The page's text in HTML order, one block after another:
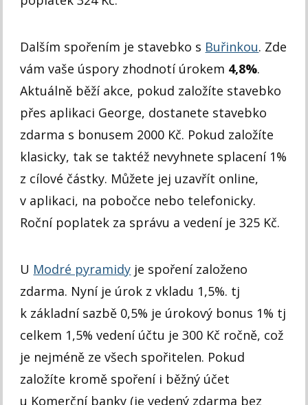
Dalším spořením je stavebko s Buřinkou. Zde
vám vaše úspory zhodnotí úrokem 4,8%.
Aktuálně běží akce, pokud založíte stavebko
přes aplikaci George, dostanete stavebko
zdarma s bonusem 2000 Kč. Pokud založíte
klasicky, tak se taktéž nevyhnete splacení 1%
z cílové částky. Můžete jej uzavřít online,
v aplikaci, na pobočce nebo telefonicky.
Roční poplatek za správu a vedení je 325 Kč.
U Modré pyramidy je spoření založeno
zdarma. Nyní je úrok z vkladu 1,5%. tj
k základní sazbě 0,5% je úrokový bonus 1% tj
celkem 1,5% vedení účtu je 300 Kč ročně, což
je nejméně ze všech spořitelen. Pokud
založíte kromě spoření i běžný účet
u Komerční banky (je vedený zdarma bez